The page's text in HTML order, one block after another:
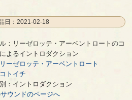
日：2021-02-18
ベントロートのコトイチによるイントロダクション
：リーゼロッテ・アーベントロートのコ
よるイントロダクション
リーゼロッテ・アーベントロート
コトイチ
：イントロダクション
ウンドのページへ